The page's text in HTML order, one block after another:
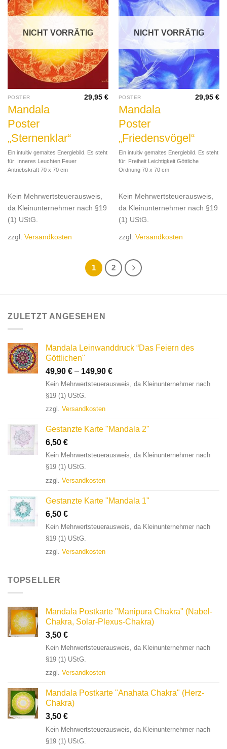
NICHT VORRÄTIG
POSTER
Mandala
Poster
„Sternenklar“
29,95€
Ein intuitiv gemaltes Energiebild. Es steht
für: Inneres Leuchten Feuer
Antriebskraft 70 x 70 cm
Kein Mehrwertsteuerausweis,
da Kleinunternehmer nach §19
(1) UStG.
zzgl. Versandkosten
NICHT VORRÄTIG
POSTER
Mandala
Poster
„Friedensvögel“
29,95€
Ein intuitiv gemaltes Energiebild. Es steht
für: Freiheit Leichtigkeit Göttliche
Ordnung 70 x 70 cm
Kein Mehrwertsteuerausweis,
da Kleinunternehmer nach §19
(1) UStG.
zzgl. Versandkosten
1 2
ZULETZT ANGESEHEN
Mandala Leinwanddruck “Das Feiern des
Göttlichen"
49,90 € – 149,90 €
Kein Mehrwertsteuerausweis, da Kleinunternehmer nach
§19 (1) UStG.
zzgl. Versandkosten
Gestanzte Karte "Mandala 2"
6,50 €
Kein Mehrwertsteuerausweis, da Kleinunternehmer nach
§19 (1) UStG.
zzgl. Versandkosten
Gestanzte Karte "Mandala 1"
6,50 €
Kein Mehrwertsteuerausweis, da Kleinunternehmer nach
§19 (1) UStG.
zzgl. Versandkosten
TOPSELLER
Mandala Postkarte "Manipura Chakra" (Nabel-
Chakra, Solar-Plexus-Chakra)
3,50 €
Kein Mehrwertsteuerausweis, da Kleinunternehmer nach
§19 (1) UStG.
zzgl. Versandkosten
Mandala Postkarte "Anahata Chakra" (Herz-
Chakra)
3,50 €
Kein Mehrwertsteuerausweis, da Kleinunternehmer nach
§19 (1) UStG.